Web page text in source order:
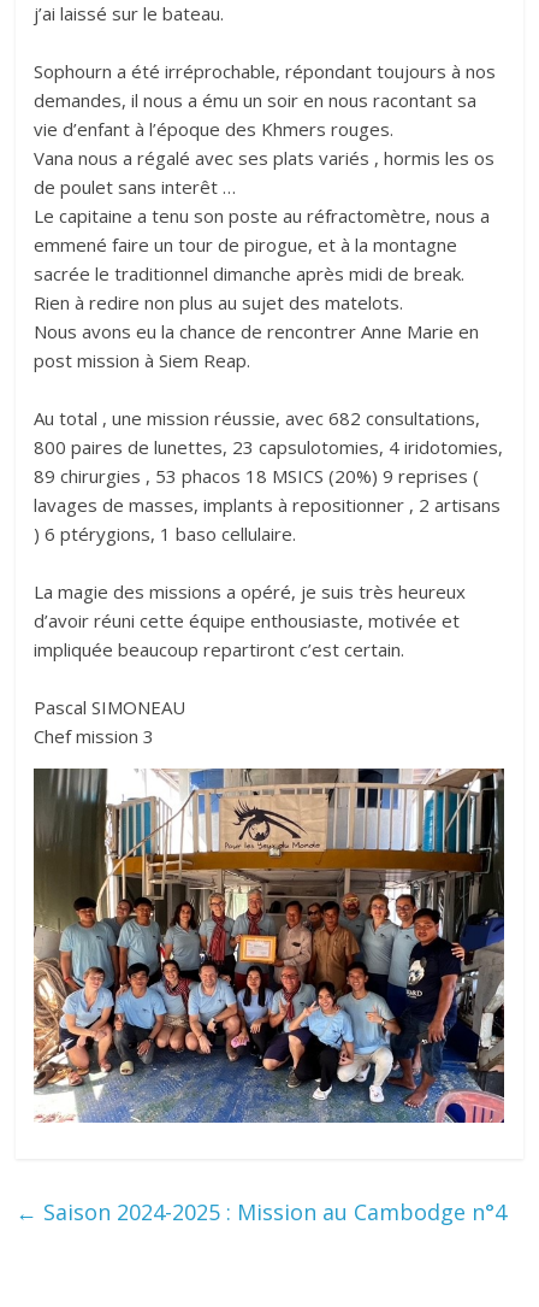
j’ai laissé sur le bateau.
Sophourn a été irréprochable, répondant toujours à nos
demandes, il nous a ému un soir en nous racontant sa
vie d’enfant à l’époque des Khmers rouges.
Vana nous a régalé avec ses plats variés , hormis les os
de poulet sans interêt …
Le capitaine a tenu son poste au réfractomètre, nous a
emmené faire un tour de pirogue, et à la montagne
sacrée le traditionnel dimanche après midi de break.
Rien à redire non plus au sujet des matelots.
Nous avons eu la chance de rencontrer Anne Marie en
post mission à Siem Reap.
Au total , une mission réussie, avec 682 consultations,
800 paires de lunettes, 23 capsulotomies, 4 iridotomies,
89 chirurgies , 53 phacos 18 MSICS (20%) 9 reprises (
lavages de masses, implants à repositionner , 2 artisans
) 6 ptérygions, 1 baso cellulaire.
La magie des missions a opéré, je suis très heureux
d’avoir réuni cette équipe enthousiaste, motivée et
impliquée beaucoup repartiront c’est certain.
Pascal SIMONEAU
Chef mission 3
← Saison 2024-2025 : Mission au Cambodge n°4